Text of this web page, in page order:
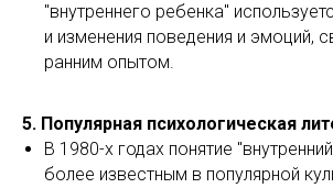
"внутреннего ребенка"
и изменения поведения и эмоций,
ранним опытом.
5. Популярная психологическая
В 1980-х годах понятие
более известным в популярной